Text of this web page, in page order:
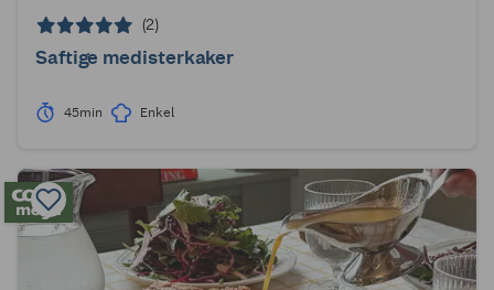
(2)
Saftige medisterkaker
45min Enkel